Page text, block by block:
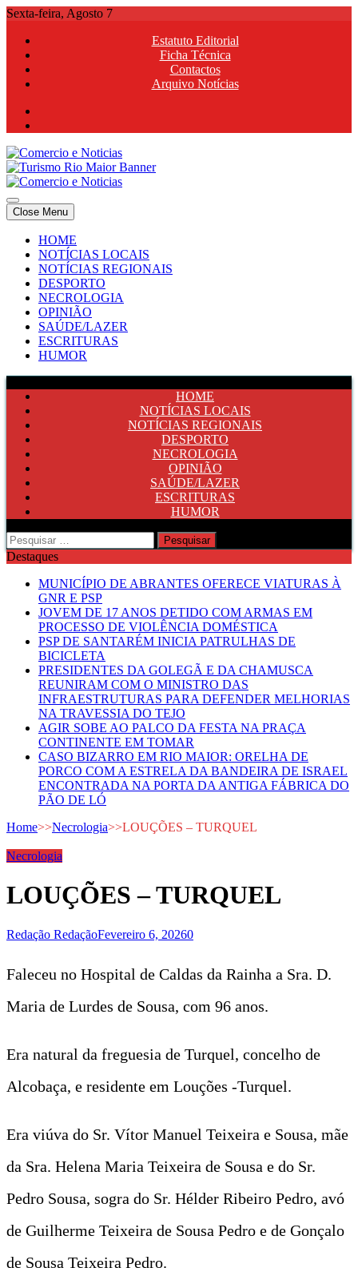
Skip
content
Sexta-feira, Agosto 7
Estatuto Editorial
Ficha Técnica
Contactos
Arquivo Notícias
Comercio e Noticias
Notícias e Publicidade Online
Comercio e Noticias
Notícias e Publicidade Online
Close Menu
HOME
NOTÍCIAS LOCAIS
NOTÍCIAS REGIONAIS
DESPORTO
NECROLOGIA
OPINIÃO
SAÚDE/LAZER
ESCRITURAS
HUMOR
HOME
NOTÍCIAS LOCAIS
NOTÍCIAS REGIONAIS
DESPORTO
NECROLOGIA
OPINIÃO
SAÚDE/LAZER
ESCRITURAS
HUMOR
Pesquisar
por:
Destaques
MUNICÍPIO DE ABRANTES OFERECE VIATURAS À
GNR E PSP
JOVEM DE 17 ANOS DETIDO COM ARMAS EM
PROCESSO DE VIOLÊNCIA DOMÉSTICA
PSP DE SANTARÉM INICIA PATRULHAS DE
BICICLETA
PRESIDENTES DA GOLEGÃ E DA CHAMUSCA
REUNIRAM COM O MINISTRO DAS
INFRAESTRUTURAS PARA DEFENDER MELHORIAS
NA TRAVESSIA DO TEJO
AGIR SOBE AO PALCO DA FESTA NA PRAÇA
CONTINENTE EM TOMAR
CASO BIZARRO EM RIO MAIOR: ORELHA DE
PORCO COM A ESTRELA DA BANDEIRA DE ISRAEL
ENCONTRADA NA PORTA DA ANTIGA FÁBRICA DO
PÃO DE LÓ
Home>>Necrologia>>LOUÇÕES – TURQUEL
Necrologia
LOUÇÕES – TURQUEL
Redação RedaçãoFevereiro 6, 20260
Faleceu no Hospital de Caldas da Rainha a Sra. D.
Maria de Lurdes de Sousa, com 96 anos.
Era natural da freguesia de Turquel, concelho de
Alcobaça, e residente em Louções -Turquel.
Era viúva do Sr. Vítor Manuel Teixeira e Sousa, mãe
da Sra. Helena Maria Teixeira de Sousa e do Sr.
Pedro Sousa, sogra do Sr. Hélder Ribeiro Pedro, avó
de Guilherme Teixeira de Sousa Pedro e de Gonçalo
de Sousa Teixeira Pedro.